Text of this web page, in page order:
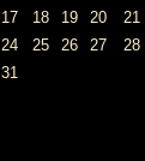
17
18 19 20 21
24
25 26 27 28
31